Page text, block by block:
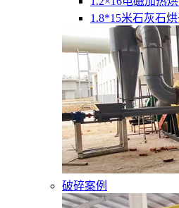
1.8*15米石灰石
破碎案例